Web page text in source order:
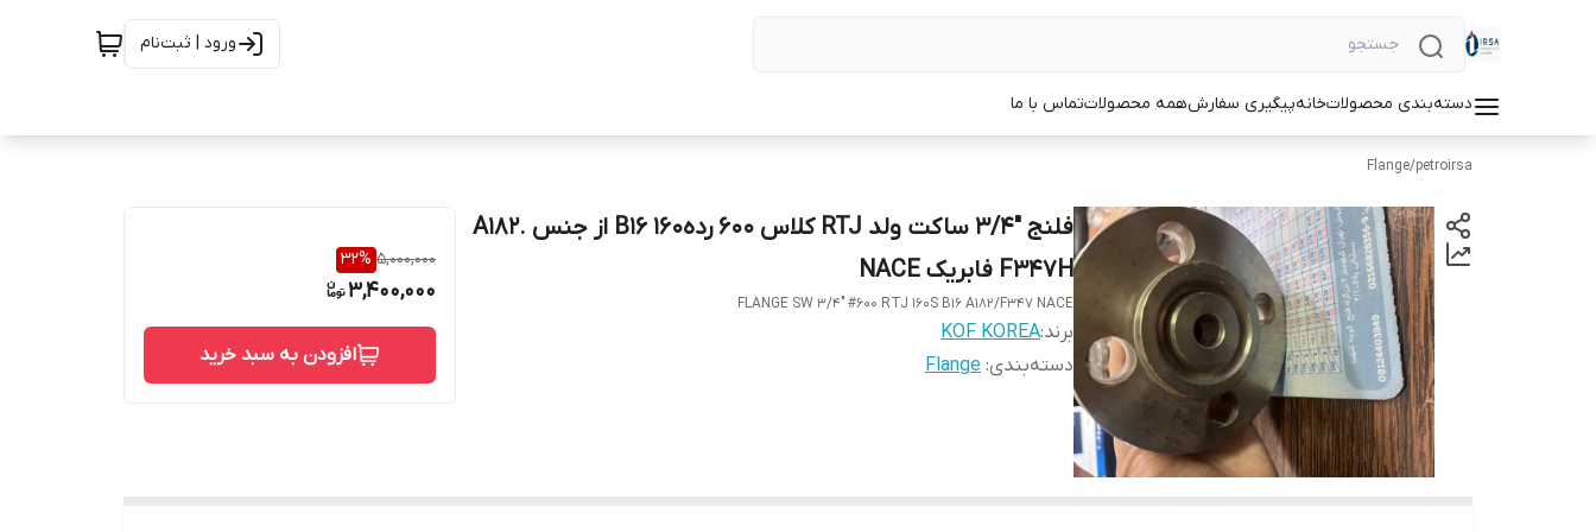
ورود | ثبت‌نام
دسته‌بندی محصولاتخانهپیگیری سفارشهمه محصولاتتماس با ما
petroirsa
/
Flange
فلنج "3/4 ساکت ولد RTJ کلاس 600 رده160 B16 از جنس .A182
F347H فابریک NACE
FLANGE SW 3/4" #600 RTJ 160S B16 A182/F347 NACE
برند:KOF KOREA
دسته‌بندی:
Flange
5,000,000
32%
3,400,000
افزودن به سبد خرید